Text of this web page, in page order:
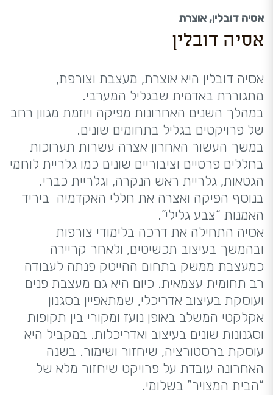
אסיה דובלין, אוצרת
אסיה דובלין
אסיה דובלין היא אוצרת, מעצבת וצורפת,
מתגוררת באדמית שבגליל המערבי.
במהלך השנים האחרונות מפיקה ויוזמת מגוון רחב
של פרויקטים בגליל בתחומים שונים.
במשך העשור האחרון אצרה עשרות תערוכות
בחללים פרטיים וציבוריים שונים כמו גלריית לוחמי
הגטאות, גלריית ראש הנקרה, וגלריית כברי.
בנוסף הפיקה ואצרה את חללי האקדמיה ביריד
האמנות “צבע גלילי”.
אסיה התחילה את דרכה בלימודי צורפות
ובהמשך בעיצוב תכשיטים, ולאחר קריירה
כמעצבת ממשק בתחום ההייטק פנתה לעבודה
רב תחומית עצמאית. כיום היא גם מעצבת פנים
ועוסקת בעיצוב אדריכלי, שמתאפיין בסגנון
אקלקטי המשלב באופן נועז ומקורי בין תקופות
וסגנונות שונים בעיצוב ואדריכלות. במקביל היא
עוסקת ברסטורציה, שיחזור ושימור. בשנה
האחרונה עובדת על פרויקט שיחזור מלא של
“הבית המצויר” בשלומי.